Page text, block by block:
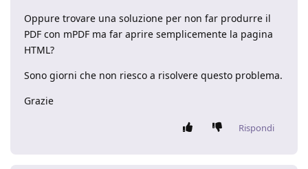
Oppure trovare una soluzione per non far produrre il
PDF con mPDF ma far aprire semplicemente la pagina
HTML?
Sono giorni che non riesco a risolvere questo problema.
Grazie
Rispondi